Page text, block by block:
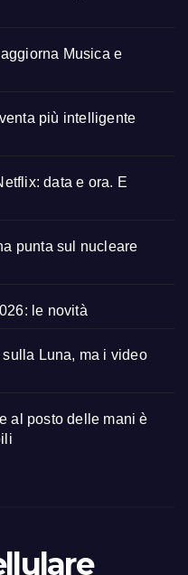
Musica e
più intelligente
data e ora. E
punta sul nucleare
le novità
sulla Luna, ma i video
al posto delle mani è